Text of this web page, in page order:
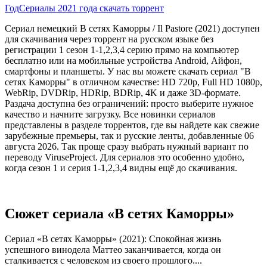
ГодСериалы 2021 года скачать торрент
Сериал немецкий В сетях Каморры / Il Pastore (2021) доступен
для скачивания через торрент на русском языке без
регистрации 1 сезон 1-1,2,3,4 серию прямо на компьютер
бесплатно или на мобильные устройства Android, Айфон,
смартфоны и планшеты. У нас вы можете скачать сериал "В
сетях Каморры" в отличном качестве: HD 720p, Full HD 1080p,
WebRip, DVDRip, HDRip, BDRip, 4K и даже 3D-формате.
Раздача доступна без ограничений: просто выберите нужное
качество и начните загрузку. Все новинки сериалов
представлены в разделе торрентов, где вы найдете как свежие
зарубежные премьеры, так и русские ленты, добавленные 06
августа 2026. Так проще сразу выбрать нужный вариант по
переводу ViruseProject. Для сериалов это особенно удобно,
когда сезон 1 и серия 1-1,2,3,4 видны ещё до скачивания.
Сюжет сериала «В сетях Каморры»
Сериал «В сетях Каморры» (2021): Спокойная жизнь
успешного винодела Маттео заканчивается, когда он
сталкивается с человеком из своего прошлого....